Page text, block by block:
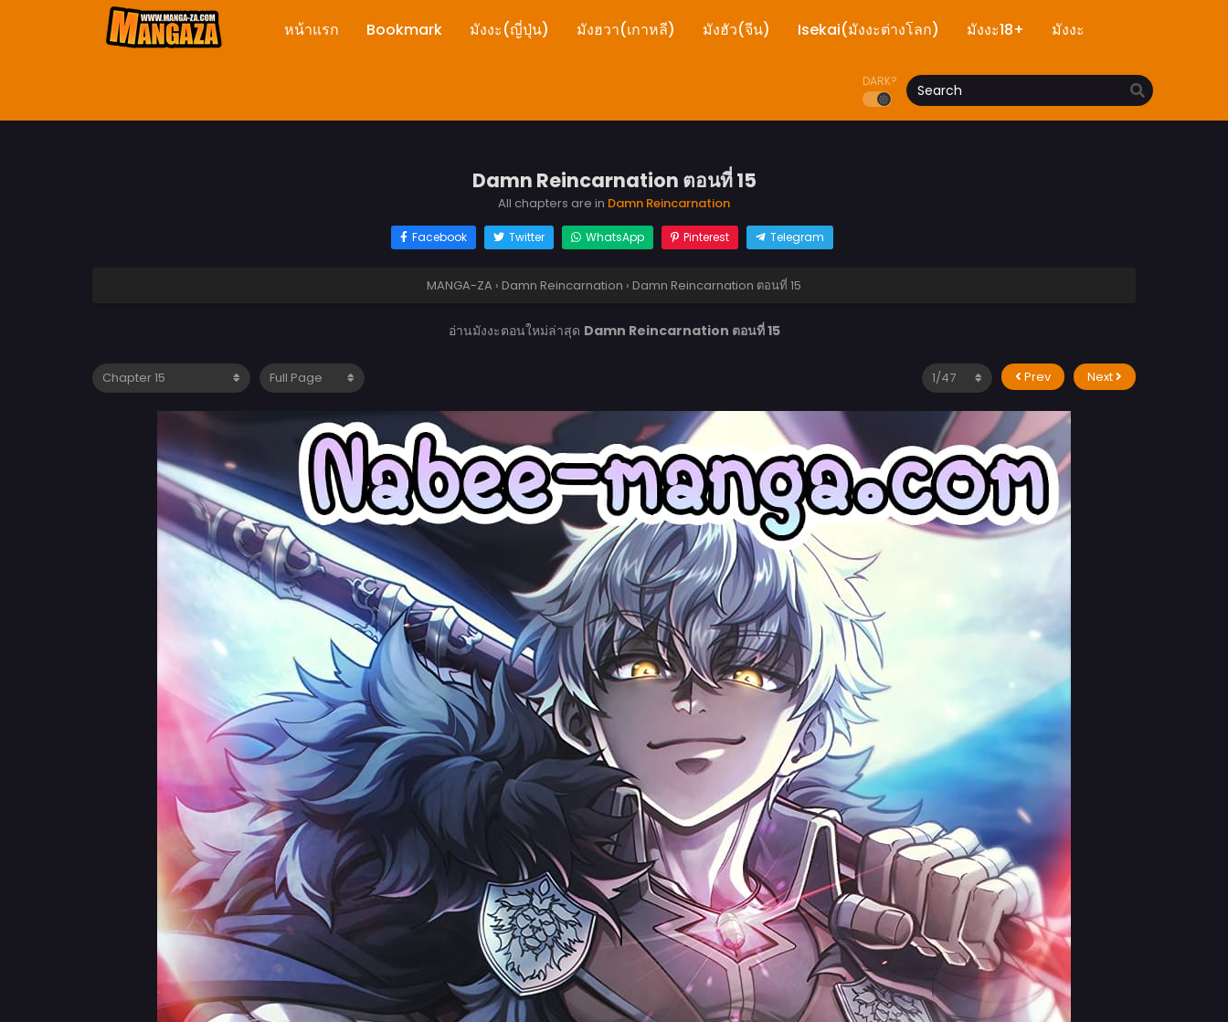
หน้าแรก Bookmark มังงะ(ญี่ปุ่น) มังฮวา(เกาหลี) มังฮัว(จีน) Isekai(มังงะต่างโลก) มังงะ18+ มังงะ
DARK?
Damn Reincarnation ตอนที่ 15
All chapters are in Damn Reincarnation
Facebook Twitter WhatsApp Pinterest Telegram
MANGA-ZA › Damn Reincarnation › Damn Reincarnation ตอนที่ 15
อ่านมังงะตอนใหม่ล่าสุด Damn Reincarnation ตอนที่ 15
Prev Next